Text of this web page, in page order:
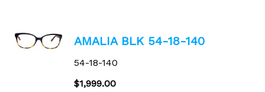
Ordenar por Precio de Menor a Mayor
Ordenar Precio de Mayor a Menor
Ordenar por modelos Nuevos
Ordenar de A - Z
AMALIA BLK 54-18-140
54-18-140
$1,999.00